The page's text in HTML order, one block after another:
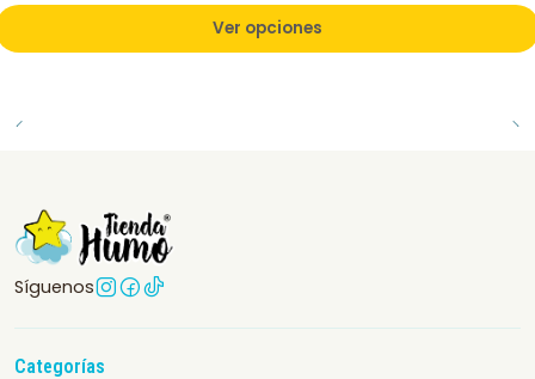
Ver opciones
Síguenos
Categorías